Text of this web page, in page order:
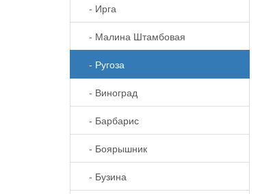
- Ирга
- Малина Штамбовая
- Ругоза
- Виноград
- Барбарис
- Боярышник
- Бузина